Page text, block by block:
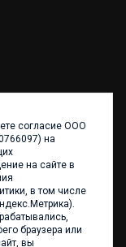
согласие ООО
на
на сайте в
в том числе
браузера или
вы